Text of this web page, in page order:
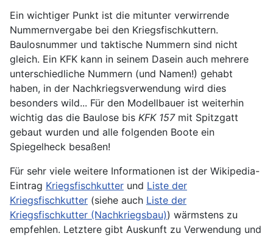
Ein wichtiger Punkt ist die mitunter verwirrende
Nummernvergabe bei den Kriegsfischkuttern.
Baulosnummer und taktische Nummern sind nicht
gleich. Ein KFK kann in seinem Dasein auch mehrere
unterschiedliche Nummern (und Namen!) gehabt
haben, in der Nachkriegsverwendung wird dies
besonders wild... Für den Modellbauer ist weiterhin
wichtig das die Baulose bis KFK 157mit Spitzgatt
gebaut wurden und alle folgenden Boote ein
Spiegelheck besaßen!
Für sehr viele weitere Informationen ist der Wikipedia-
Eintrag Kriegsfischkutter und Liste der
Kriegsfischkutter (siehe auch Liste der
Kriegsfischkutter (Nachkriegsbau)) wärmstens zu
empfehlen. Letztere gibt Auskunft zu Verwendung und